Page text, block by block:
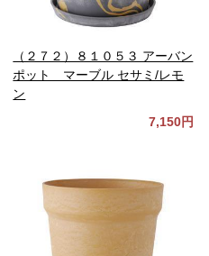
（２７２）８１０５３ アーバン
ポット マーブル セサミ/レモ
ン
7,150円